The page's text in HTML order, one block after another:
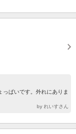
ぱいです。外れにありま
by れいすさん